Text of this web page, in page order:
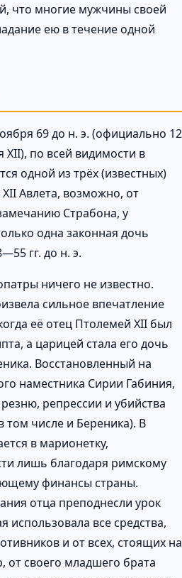
что многие мужчины своей
ею в течение одной
69 до н. э. (официально 12
XII), по всей видимости в
одной из трёх (известных)
Авлета, возможно, от
Страбона, у
одна законная дочь
гг. до н. э.
ничего не известно.
сильное впечатление
её отец Птолемей XII был
а царицей стала его дочь
Восстановленный на
наместника Сирии Габиния,
репрессии и убийства
том числе и Береника). В
в марионетку,
лишь благодаря римскому
финансы страны.
отца преподнесли урок
использовала все средства,
и от всех, стоящих на
от своего младшего брата